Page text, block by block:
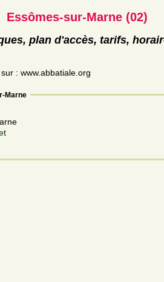
Essômes-sur-Marne (02)
plan d'accès, tarifs,
: www.abbatiale.org
Marne